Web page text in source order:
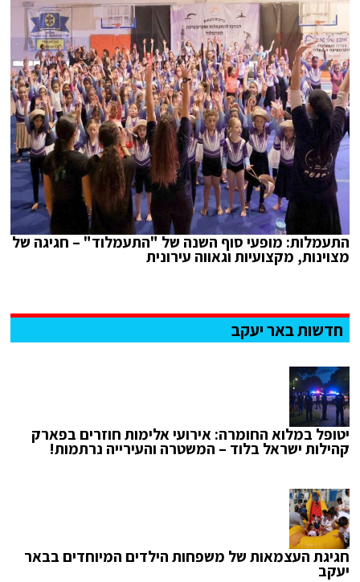
התעמלות: מופעי סוף השנה של "התעמלוד" – חגיגה של
מצוינות, מקצועיות וגאווה עירונית
חדשות באר יעקב
יטופל במלוא החומרה: אירועי אלימות חוזרים בפארק
קהילות ישראל בלוד – המשטרה והעירייה נרתמות!
חגיגת העצמאות של משפחות הילדים המיוחדים בבאר
יעקב